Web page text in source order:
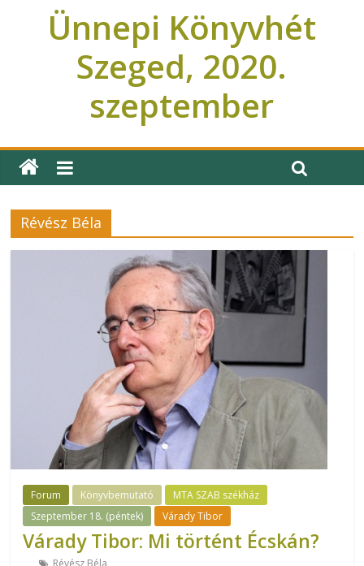
Ünnepi Könyvhét
Szeged, 2020.
szeptember
Révész Béla
Forum Könyvbemutató
MTA SZAB székház
Szeptember 18. (péntek)
Várady Tibor
Várady Tibor: Mi történt Écskán?
Révész Béla